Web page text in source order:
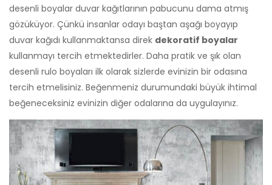
desenli boyalar duvar kağıtlarının pabucunu dama atmış
gözüküyor. Çünkü insanlar odayı baştan aşağı boyayıp
duvar kağıdı kullanmaktansa direk dekoratif boyalar
kullanmayı tercih etmektedirler. Daha pratik ve şık olan
desenli rulo boyaları ilk olarak sizlerde evinizin bir odasına
tercih etmelisiniz. Beğenmeniz durumundaki büyük ihtimal
beğeneceksiniz evinizin diğer odalarına da uygulayınız.